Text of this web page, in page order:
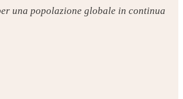
una popolazione globale in continua